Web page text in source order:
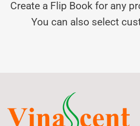
Create a Flip Book for any
You can also select